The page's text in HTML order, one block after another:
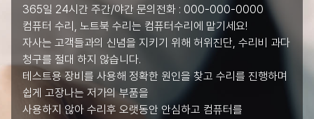
365일 24시간 주간/야간 문의전화 : 000-000-0000
컴퓨터 수리, 노트북 수리는 컴퓨터수리에 맡기세요!
자사는 고객들과의 신념을 지키기 위해 허위진단, 수리비 과다
청구를 절대 하지 않습니다.
테스트용 장비를 사용해 정확한 원인을 찾고 수리를 진행하며
쉽게 고장나는 저가의 부품을
사용하지 않아 수리후 오랫동안 안심하고 컴퓨터를